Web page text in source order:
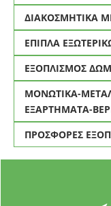
ΔΙΑΚΟΣΜΗΤΙΚΑ
ΕΠΙΠΛΑ
ΕΞΟΠΛΙΣΜΟΣ
ΜΟΝΩΤΙΚΑ-
ΕΞΑΡΤΗΜΑΤΑ-
ΠΡΟΣΦΟΡΕΣ